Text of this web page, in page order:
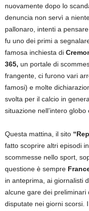
nuovamente dopo lo
denuncia non servì a
pallonaro, intenti a
fu uno dei primi a
famosa inchiesta di
365, un portale di
frangente, ci furono vari
famosi) e molte
svolta per il calcio in
situazione nell’intero
Questa mattina, il sito
fatto scoprire altri episodi
scommesse nello sport,
questione è sempre
in anteprima, ai giornalisti
alcune gare dei preliminari
disputate nei giorni scorsi.